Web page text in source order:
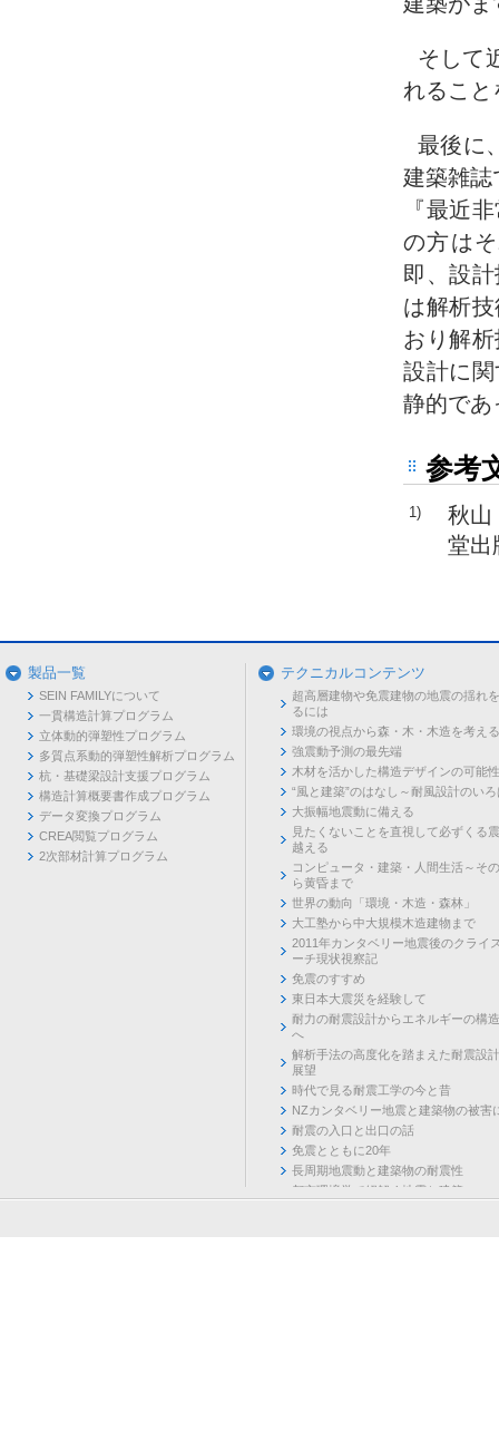
そして
れるこ
最後に
建築雑誌
『最近
の方は
即、設
は解析
おり解
設計に
静的であ
参考
1)
秋山
堂出
製品一覧
SEIN FAMILYについて
一貫構造計算プログラム
立体動的弾塑性プログラム
多質点系動的弾塑性解析プログラム
杭・基礎梁設計支援プログラム
構造計算概要書作成プログラム
データ変換プログラム
CREA閲覧プログラム
2次部材計算プログラム
テクニカルコンテンツ
超高層建物や免震建物の地震の揺れ
るには
環境の視点から森・木・木造を考える
強震動予測の最先端
木材を活かした構造デザインの可能性
“風と建築”のはなし～耐風設計のいろ
大振幅地震動に備える
見たくないことを直視して必ずくる
越える
コンピュータ・建築・人間生活～そ
ら黄昏まで
世界の動向「環境・木造・森林」
大工塾から中大規模木造建物まで
2011年カンタベリー地震後のクライ
ーチ現状視察記
免震のすすめ
東日本大震災を経験して
耐力の耐震設計からエネルギーの構
へ
解析手法の高度化を踏まえた耐震設
展望
時代で見る耐震工学の今と昔
NZカンタベリー地震と建築物の被害
耐震の入口と出口の話
免震とともに20年
長周期地震動と建築物の耐震性
都市環境学で紐解く地震と建築